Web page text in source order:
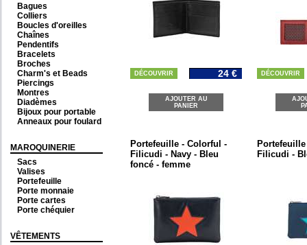
Bagues
Colliers
Boucles d'oreilles
Chaînes
Pendentifs
Bracelets
Broches
Charm's et Beads
Piercings
Montres
Diadèmes
Bijoux pour portable
Anneaux pour foulard
MAROQUINERIE
Sacs
Valises
Portefeuille
Porte monnaie
Porte cartes
Porte chéquier
VÊTEMENTS
DÉCOUVRIR 24 €
AJOUTER AU
PANIER
DÉCOUVRIR
Portefeuille - Colorful -
Filicudi - Navy - Bleu
foncé - femme
Filicudi -